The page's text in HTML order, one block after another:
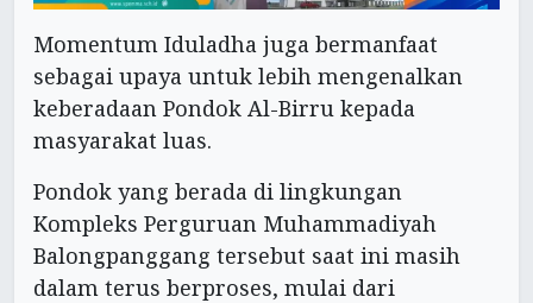
Momentum Iduladha juga bermanfaat
sebagai upaya untuk lebih mengenalkan
keberadaan Pondok Al-Birru kepada
masyarakat luas.
Pondok yang berada di lingkungan
Kompleks Perguruan Muhammadiyah
Balongpanggang tersebut saat ini masih
dalam terus berproses, mulai dari